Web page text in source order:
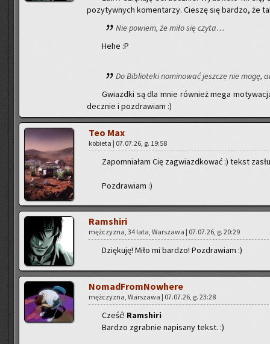
po­zy­tyw­nych ko­men­ta­rzy. Cie­szę się bar­dzo, że
Nie po­wiem, że miło się czyta…
Hehe :P
Do Bi­blio­te­ki no­mi­no­wać jesz­cze nie mogę,
Gwiazd­ki są dla mnie rów­nież mega
decz­nie i po­zdra­wiam :)
Teo Max
ko­bie­ta | 07.07.26, g. 19:58
Za­po­mnia­łam Cię za­gwiazd­ko­wać :) tekst
Po­zdra­wiam :)
Ram­shi­ri
męż­czy­zna, 34 lata, War­sza­wa | 07.07.26, g. 20:29
Dzię­ku­ję! Miło mi bar­dzo! Po­zdra­wiam :)
No­mad­From­No­whe­re
męż­czy­zna, War­sza­wa | 07.07.26, g. 23:28
Cześć! Ram­shi­ri
Bar­dzo zgrab­nie na­pi­sa­ny tekst. :)